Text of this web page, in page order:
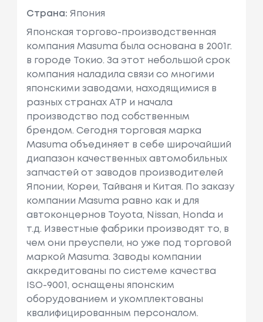
Ость: 90 Л.с.
/ 66 КВт.
Vw Golf Vi (5k1)
Объем: 1984
См3, Мощн
Ость: 200 Л.
С. / 147 КВт.
Vw Golf Vi (5k1)
Объем: 1984
См3, Мощн
Ость: 210 Л.
С. / 155 КВт.
Vw Golf Vi (5k1)
Объем: 1984
Ость: 256 Л.
С. / 188 КВт.
Страна: Япония
Японская торгово-производственная
компания Masuma была основана в 2001г.
в городе Токио. За этот небольшой срок
компания наладила связи со многими
японскими заводами, находящимися в
разных странах АТР и начала
производство под собственным
брендом. Сегодня торговая марка
Masuma объединяет в себе широчайший
диапазон качественных автомобильных
запчастей от заводов производителей
Японии, Кореи, Тайваня и Китая. По заказу
компании Masuma равно как и для
автоконцернов Toyota, Nissan, Honda и
т.д. Известные фабрики производят то, в
чем они преуспели, но уже под торговой
маркой Masuma. Заводы компании
аккредитованы по системе качества
ISO-9001, оснащены японским
оборудованием и укомплектованы
квалифицированным персоналом.